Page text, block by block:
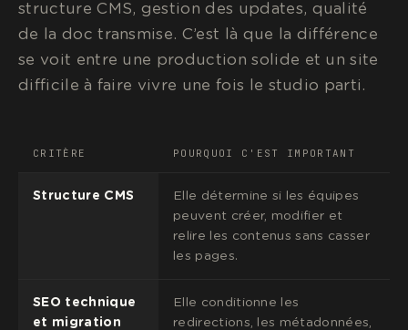
structure CMS, gestion des updates, qualité
de la doc transmise. C’est là que la différence
se voit entre une production solide et un site
difficile à faire vivre une fois le studio parti.
CRITÈRE POURQUOI C'EST IMPORTANT
Structure CMS
Elle détermine si les équipes
peuvent créer, modifier et
relire les contenus sans casser
les pages.
SEO technique
et migration
Elle conditionne les
redirections, les métadonnées,